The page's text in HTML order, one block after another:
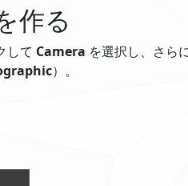
作る
して Camera を選択し、さら
）。